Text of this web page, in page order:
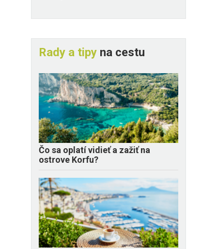
Rady a tipy na cestu
Čo sa oplatí vidieť a zažiť na
ostrove Korfu?